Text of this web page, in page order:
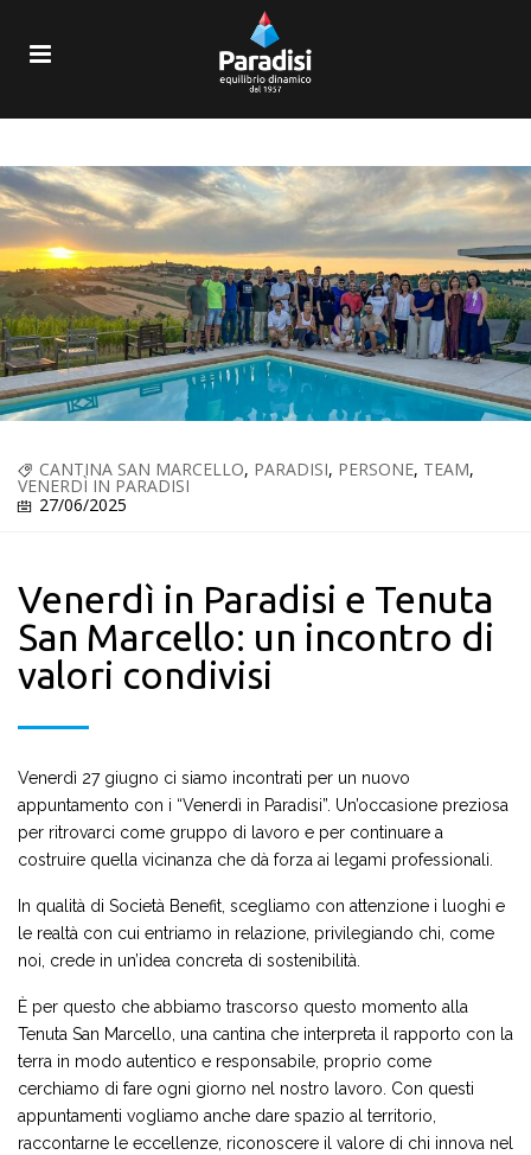
CANTINA SAN MARCELLO, PARADISI, PERSONE, TEAM,
VENERDÌ IN PARADISI
27/06/2025
Venerdì in Paradisi e Tenuta
San Marcello: un incontro di
valori condivisi
Venerdì 27 giugno ci siamo incontrati per un nuovo
appuntamento con i “Venerdì in Paradisi”. Un’occasione preziosa
per ritrovarci come gruppo di lavoro e per continuare a
costruire quella vicinanza che dà forza ai legami professionali.
In qualità di Società Benefit, scegliamo con attenzione i luoghi e
le realtà con cui entriamo in relazione, privilegiando chi, come
noi, crede in un’idea concreta di sostenibilità.
È per questo che abbiamo trascorso questo momento alla
Tenuta San Marcello, una cantina che interpreta il rapporto con la
terra in modo autentico e responsabile, proprio come
cerchiamo di fare ogni giorno nel nostro lavoro. Con questi
appuntamenti vogliamo anche dare spazio al territorio,
raccontarne le eccellenze, riconoscere il valore di chi innova nel